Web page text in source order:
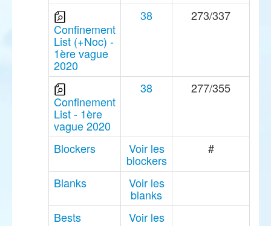
Confinement
List (+Noc) -
1ère vague
2020
38 273/337
Confinement
List - 1ère
vague 2020
38 277/355
Blockers Voir les
blockers
#
Blanks Voir les
blanks
Bests
Voir les